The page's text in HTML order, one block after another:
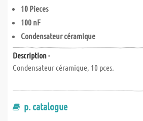
10 Pieces
100 nF
Condensateur céramique
Description -
Condensateur céramique, 10 pces.
p. catalogue